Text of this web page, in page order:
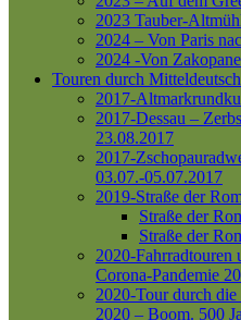
2023 Tauber-
2024 – Von Paris
2024 -Von
Touren durch
2017-
2017-Dessau –
23.08.2017
2017-
03.07.-05.07.2017
2019-Straße der
Straße der
Straße der
2020-Fahrradtouren
Corona-Pandemie
2020-Tour durch die
2020 – Boom. 500